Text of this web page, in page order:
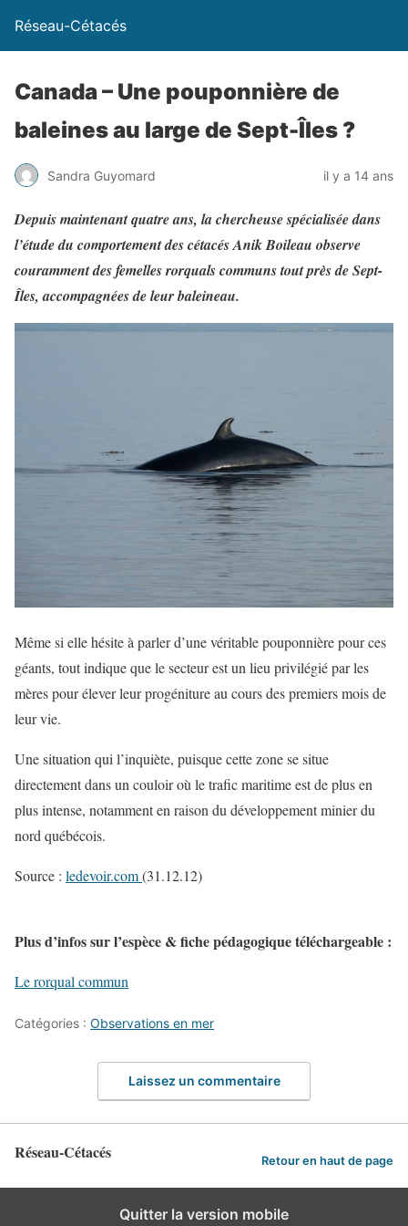
Réseau-Cétacés
Canada – Une pouponnière de
baleines au large de Sept-Îles ?
Sandra Guyomard il y a 14 ans
Depuis maintenant quatre ans, la chercheuse spécialisée dans
l’étude du comportement des cétacés Anik Boileau observe
couramment des femelles rorquals communs tout près de Sept-
Îles, accompagnées de leur baleineau.
Même si elle hésite à parler d’une véritable pouponnière pour ces
géants, tout indique que le secteur est un lieu privilégié par les
mères pour élever leur progéniture au cours des premiers mois de
leur vie.
Une situation qui l’inquiète, puisque cette zone se situe
directement dans un couloir où le trafic maritime est de plus en
plus intense, notamment en raison du développement minier du
nord québécois.
Source : ledevoir.com(31.12.12)
Plus d’infos sur l’espèce & fiche pédagogique téléchargeable :
Le rorqual commun
Catégories : Observations en mer
Laissez un commentaire
Réseau-Cétacés Retour en haut de page
Quitter la version mobile